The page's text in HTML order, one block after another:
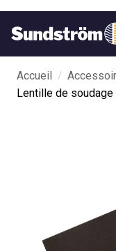
Accueil /
Lentille de soudage